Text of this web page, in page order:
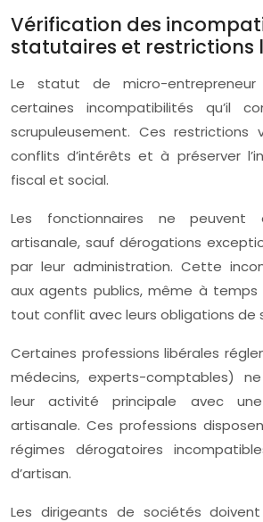
Vérification des
statutaires et restrictions
Le statut de micro-
certaines incompatibilités qu’il
scrupuleusement. Ces
conflits d’intérêts et à préserver
fiscal et social.
Les fonctionnaires ne peuvent
artisanale, sauf dérogations
par leur administration. Cette
aux agents publics, même à temps
tout conflit avec leurs obligations de
Certaines professions libérales
médecins, experts-comptables)
leur activité principale avec une
artisanale. Ces professions
régimes dérogatoires
d’artisan.
Les dirigeants de sociétés